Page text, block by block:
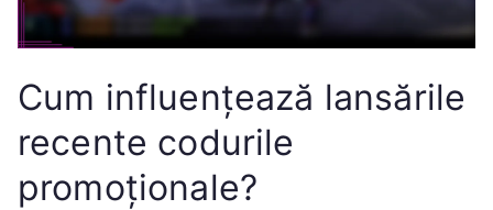
Cum influențează lansările
recente codurile
promoționale?